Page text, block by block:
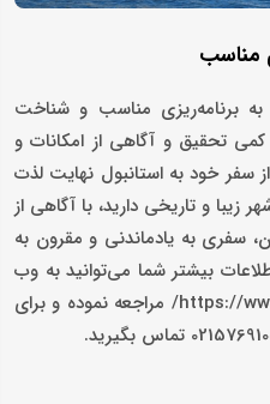
مناسب
به برنامه‌ریزی مناسب و شناخت
تحقیق و آگاهی از امکانات و
سفر خود به استانبول نهایت لذت
زیبا و تاریخی دارید، با آگاهی از
سفری به‌ یادماندنی و مقرون‌ به
بیشتر شما می‌توانید به وب
سایت https://www.asemanpaytakht.com/ مراجعه نموده و برای